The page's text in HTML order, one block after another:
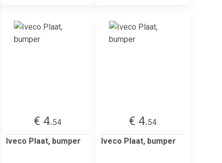
€ 4.54
Iveco Plaat, bumper
€ 4.54
Iveco Plaat, bumper